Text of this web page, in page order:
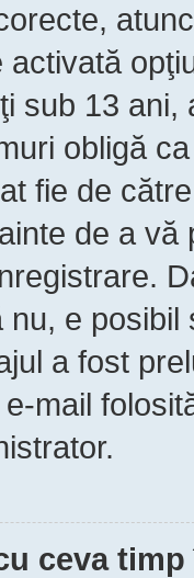
sub 13
obligă
fie de
de a
nu, e
a fost
mail
ceva